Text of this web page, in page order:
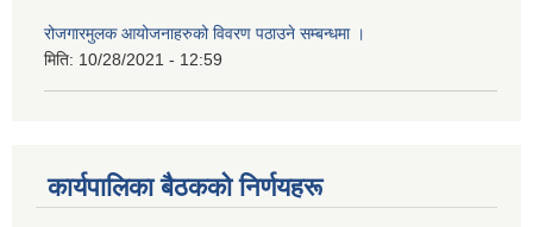
रोजगारमुलक आयोजनाहरुको विवरण पठाउने सम्बन्धमा ।
मिति: 10/28/2021 - 12:59
कार्यपालिका बैठकको निर्णयहरू